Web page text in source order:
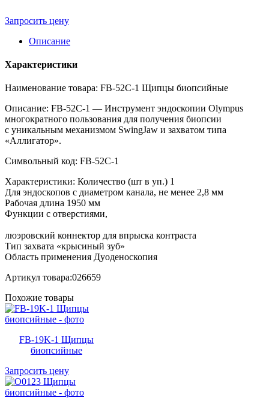
Запросить цену
Описание
Характеристики
Наименование товара: FB-52C-1 Щипцы биопсийные
Описание: FB-52C-1 — Инструмент эндоскопии Olympus
многократного пользования для получения биопсии
с уникальным механизмом SwingJaw и захватом типа
«Аллигатор».
Символьный код: FB-52C-1
Характеристики: Количество (шт в уп.) 1
Для эндоскопов с диаметром канала, не менее 2,8 мм
Рабочая длина 1950 мм
Функции с отверстиями,
люэровский коннектор для впрыска контраста
Тип захвата «крысиный зуб»
Область применения Дуоденоскопия
Артикул товара:026659
Похожие товары
FB-19K-1 Щипцы
биопсийные
Запросить цену